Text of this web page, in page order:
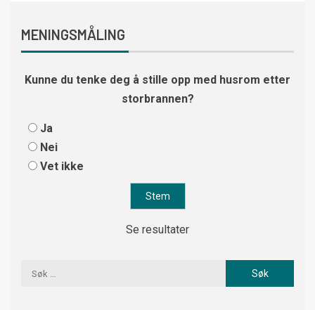
MENINGSMÅLING
Kunne du tenke deg å stille opp med husrom etter
storbrannen?
Ja
Nei
Vet ikke
Se resultater